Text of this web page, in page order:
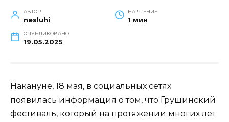
АВТОР
nesluhi
НА ЧТЕНИЕ
1 мин
ОПУБЛИКОВАНО
19.05.2025
Накануне, 18 мая, в социальных сетях
появилась информация о том, что Грушинский
фестиваль, который на протяжении многих лет